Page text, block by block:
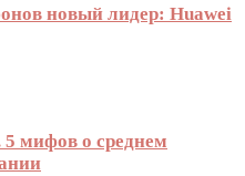
новый лидер: Huawei
мифов о среднем